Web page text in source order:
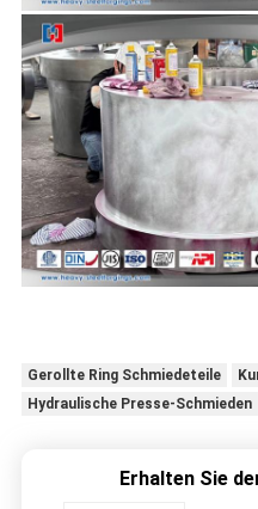
Gerollte Ring Schmiedeteile
Hydraulische Presse-Schmieden
Erhalten Sie